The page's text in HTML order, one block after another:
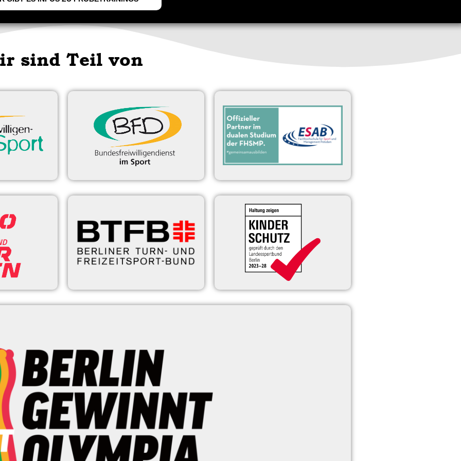
sind Teil von